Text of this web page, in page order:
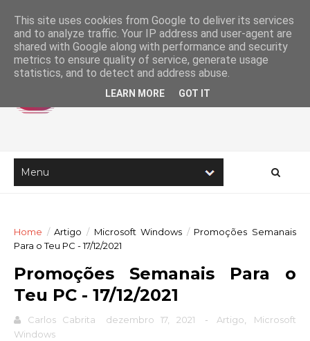
Home / Artigo / Microsoft Windows / Promoções Semanais
Para o Teu PC - 17/12/2021
Promoções Semanais Para o
Teu PC - 17/12/2021
Carlos Cabrita dezembro 17, 2021 - Artigo
Microsoft
Windows
This site uses cookies from Google to deliver its services
and to analyze traffic. Your IP address and user-agent are
shared with Google along with performance and security
metrics to ensure quality of service, generate usage
statistics, and to detect and address abuse.
LEARN MORE GOT IT